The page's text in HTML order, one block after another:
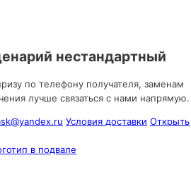
нестандартный
по телефону получателя, заменам
лучше связаться с нами напрямую.
Условия доставки Открыть